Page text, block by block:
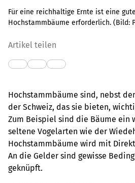
Für eine reichhaltige Ernte ist eine
Hochstammbäume erforderlich. (Bild:
Artikel teilen
Hochstammbäume sind, nebst
der Schweiz, das sie bieten,
Zum Beispiel sind die Bäume ein
seltene Vogelarten wie der
Hochstammbäume wird mit
An die Gelder sind gewisse
geknüpft.